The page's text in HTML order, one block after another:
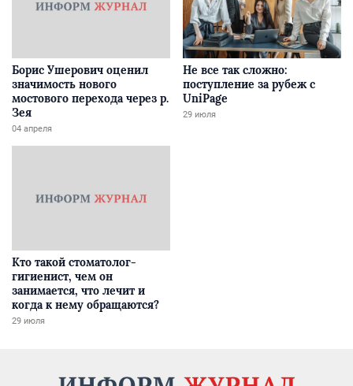
Борис Ушерович оценил
значимость нового
мостового перехода через р.
Зея
04 апреля
Не все так сложно:
поступление за рубеж с
UniPage
29 июля
Кто такой стоматолог-
гигиенист, чем он
занимается, что лечит и
когда к нему обращаются?
29 июля